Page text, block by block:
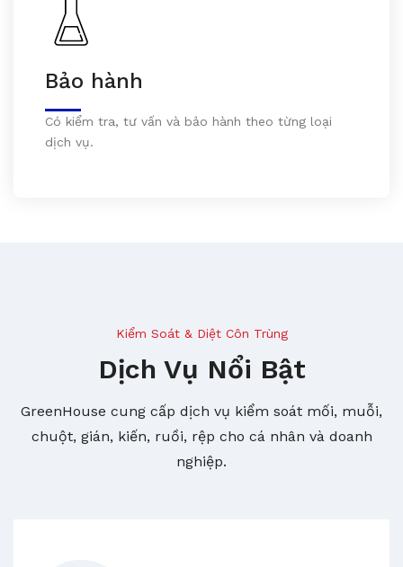
Bảo hành
Có kiểm tra, tư vấn và bảo hành theo từng loại
dịch vụ.
Kiểm Soát & Diệt Côn Trùng
Dịch Vụ Nổi Bật
GreenHouse cung cấp dịch vụ kiểm soát mối, muỗi,
chuột, gián, kiến, ruồi, rệp cho cá nhân và doanh
nghiệp.